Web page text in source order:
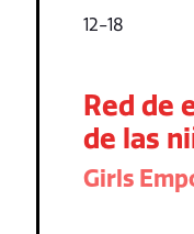
12-18
Red de
de las
Girls